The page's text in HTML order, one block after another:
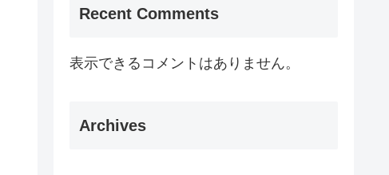
Recent Comments
表示できるコメントはありません。
Archives